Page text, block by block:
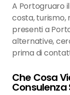
A Portogruaro
costa, turismo,
presenti a
alternative,
prima di
Che Cosa
Consulenza